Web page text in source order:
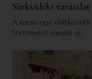
Sarkvidéki varázslat
A mese egy elátkozott
történetét meséli el.